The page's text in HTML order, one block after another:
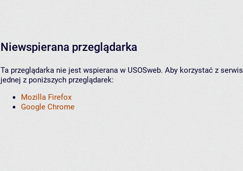
Niewspierana przeglądarka
Ta przeglądarka nie jest wspierana w USOSweb. Aby korzystać z
jednej z poniższych przeglądarek:
Mozilla Firefox
Google Chrome